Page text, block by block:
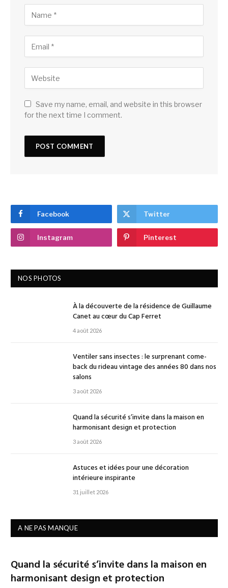
Save my name, email, and website in this browser
for the next time I comment.
Facebook Twitter
Instagram Pinterest
NOS PHOTOS
À la découverte de la résidence de Guillaume
Canet au cœur du Cap Ferret
4 août 2026
Ventiler sans insectes : le surprenant come-
back du rideau vintage des années 80 dans nos
salons
3 août 2026
Quand la sécurité s’invite dans la maison en
harmonisant design et protection
3 août 2026
Astuces et idées pour une décoration
intérieure inspirante
31 juillet 2026
A NE PAS MANQUE
Quand la sécurité s’invite dans la maison en
harmonisant design et protection